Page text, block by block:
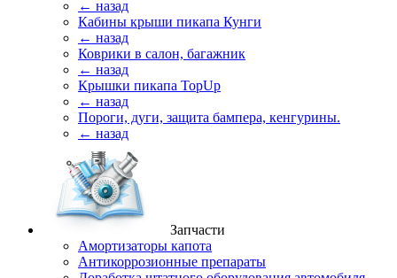
← назад
Кабины крыши пикапа Кунги
← назад
Коврики в салон, багажник
← назад
Крышки пикапа TopUp
← назад
Пороги, дуги, защита бампера, кенгурины.
← назад
Запчасти
Амортизаторы капота
Антикоррозионные препараты